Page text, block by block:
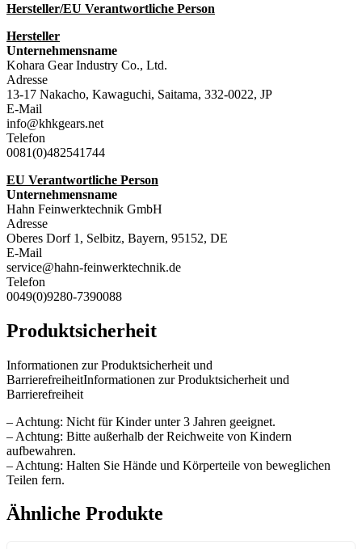
Hersteller/EU Verantwortliche Person
Hersteller
Unternehmensname
Kohara Gear Industry Co., Ltd.
Adresse
13-17 Nakacho, Kawaguchi, Saitama, 332-0022, JP
E-Mail
info@khkgears.net
Telefon
0081(0)482541744
EU Verantwortliche Person
Unternehmensname
Hahn Feinwerktechnik GmbH
Adresse
Oberes Dorf 1, Selbitz, Bayern, 95152, DE
E-Mail
service@hahn-feinwerktechnik.de
Telefon
0049(0)9280-7390088
Produktsicherheit
Informationen zur Produktsicherheit und
BarrierefreiheitInformationen zur Produktsicherheit und
Barrierefreiheit
– Achtung: Nicht für Kinder unter 3 Jahren geeignet.
– Achtung: Bitte außerhalb der Reichweite von Kindern
aufbewahren.
– Achtung: Halten Sie Hände und Körperteile von beweglichen
Teilen fern.
Ähnliche Produkte